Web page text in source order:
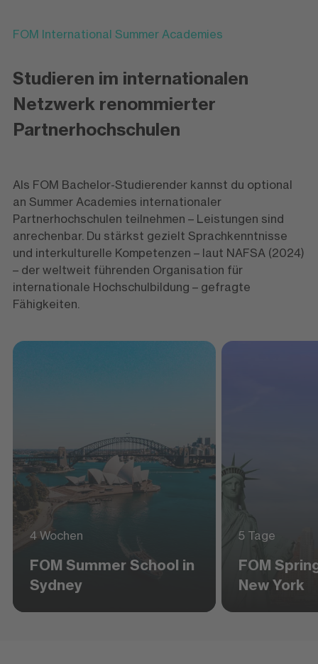
FOM International Summer Academies
Studieren im internationalen
Netzwerk renommierter
Partnerhochschulen
Als FOM Bachelor-Studierender kannst du optional
an Summer Academies internationaler
Partnerhochschulen teilnehmen – Leistungen sind
anrechenbar. Du stärkst gezielt Sprachkenntnisse
und interkulturelle Kompetenzen – laut NAFSA (2024)
– der weltweit führenden Organisation für
internationale Hochschulbildung – gefragte
Fähigkeiten.
4 Wochen
FOM Summer School in
Sydney
5 Tage
FOM
New York